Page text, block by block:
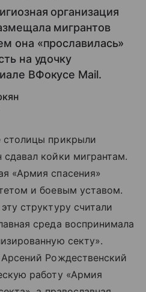
организация
мигрантов
она «прославилась»
на удочку
ВФокусе Mail.
столицы прикрыли
койки мигрантам.
«Армия спасения»
и боевым уставом.
эту структуру считали
среда воспринимала
секту».
Рождественский
работу «Армия